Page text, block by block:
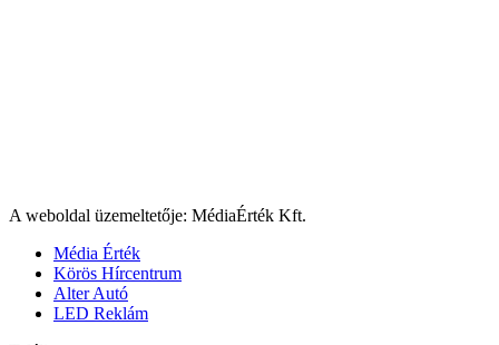
A weboldal üzemeltetője: MédiaÉrték Kft.
Média Érték
Körös Hírcentrum
Alter Autó
LED Reklám